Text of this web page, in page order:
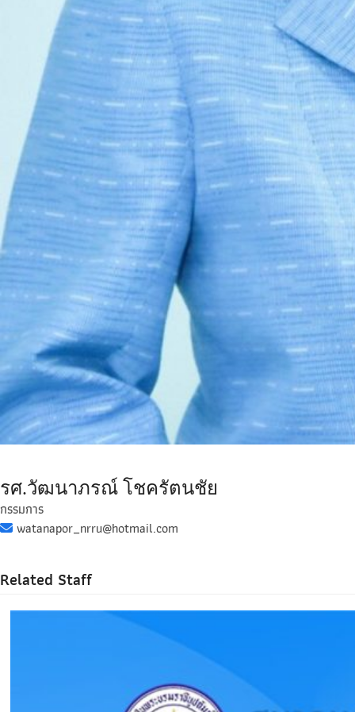
รศ.วัฒนาภรณ์ โชครัตนชัย
กรรมการ
watanapor_nrru@hotmail.com
Related Staff